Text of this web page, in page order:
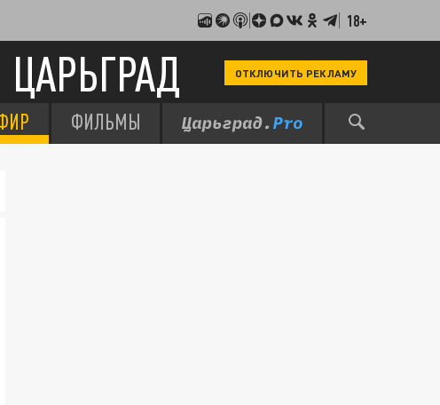
18+
ЦАРЬГРАД ОТКЛЮЧИТЬ РЕКЛАМУ
ФИЛЬМЫ